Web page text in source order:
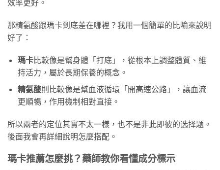
效率更好。
那精氨酸跟瑪卡到底差在哪裡？我用一個簡單的比喻來說明
好了：
瑪卡比較像是幫身體「打底」，從根本上調整體質、維
持活力，屬於長期保養的概念。
精氨酸則比較像是幫血液循環「開高速公路」，讓血流
更順暢，作用機制相對直接。
所以兩者的定位其實不太一樣，也不是非此即彼的选择题。
後面我會再詳細說明怎麼搭配。
瑪卡推薦怎麼挑？藥師教你看懂成分標示